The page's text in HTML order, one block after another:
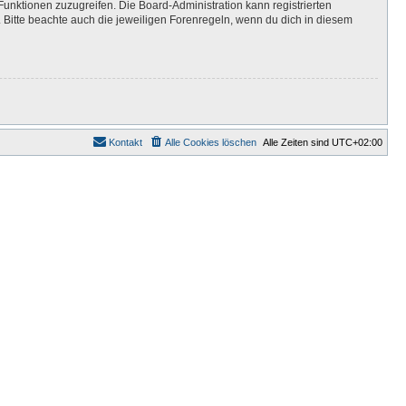
zuzugreifen. Die Board-Administration kann registrierten
beachte auch die jeweiligen Forenregeln, wenn du dich in diesem
Alle Zeiten sind UTC+02:00
Alle Cookies löschen
Kontakt